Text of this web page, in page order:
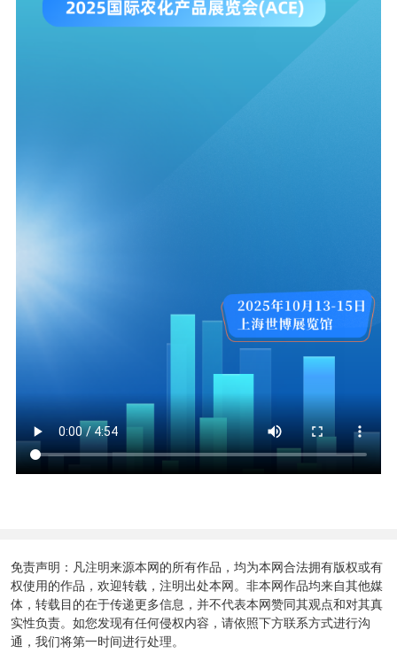
免责声明：凡注明来源本网的所有作品，均为本网合法拥有版权或有
权使用的作品，欢迎转载，注明出处本网。非本网作品均来自其他媒
体，转载目的在于传递更多信息，并不代表本网赞同其观点和对其真
实性负责。如您发现有任何侵权内容，请依照下方联系方式进行沟
通，我们将第一时间进行处理。